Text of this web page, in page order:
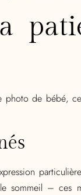
photo de bébé,
sommeil –